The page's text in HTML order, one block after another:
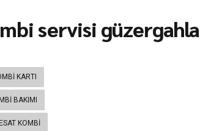
servisi
KARTI
BAKIMI
KOMBI